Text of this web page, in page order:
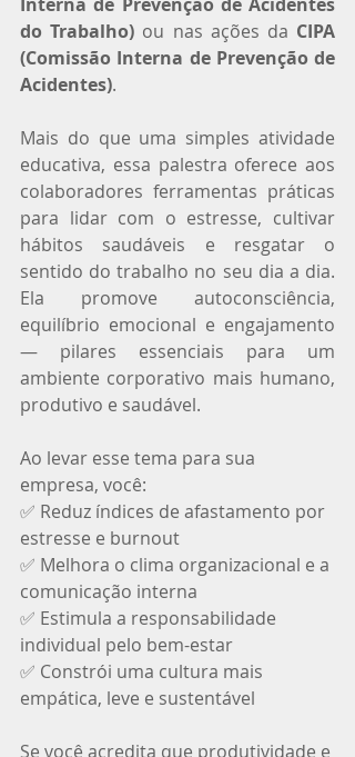
do Trabalho) ou nas ações da CIPA
(Comissão Interna de Prevenção de
Acidentes).
Mais do que uma simples atividade
educativa, essa palestra oferece aos
colaboradores ferramentas práticas
para lidar com o estresse, cultivar
hábitos saudáveis e resgatar o
sentido do trabalho no seu dia a dia.
Ela promove autoconsciência,
equilíbrio emocional e engajamento
— pilares essenciais para um
ambiente corporativo mais humano,
produtivo e saudável.
Ao levar esse tema para sua
empresa, você:
✅ Reduz índices de afastamento por
estresse e burnout
✅ Melhora o clima organizacional e a
comunicação interna
✅ Estimula a responsabilidade
individual pelo bem-estar
✅ Constrói uma cultura mais
empática, leve e sustentável
Se você acredita que produtividade e